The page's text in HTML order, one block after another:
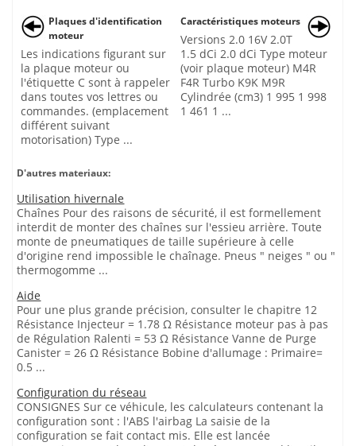
Plaques d'identification
moteur
Les indications figurant sur
la plaque moteur ou
l'étiquette C sont à rappeler
dans toutes vos lettres ou
commandes. (emplacement
différent suivant
motorisation) Type ...
Caractéristiques moteurs
Versions 2.0 16V 2.0T
1.5 dCi 2.0 dCi Type moteur
(voir plaque moteur) M4R
F4R Turbo K9K M9R
Cylindrée (cm3) 1 995 1 998
1 461 1 ...
D'autres materiaux:
Utilisation hivernale
Chaînes Pour des raisons de sécurité, il est formellement
interdit de monter des chaînes sur l'essieu arrière. Toute
monte de pneumatiques de taille supérieure à celle
d'origine rend impossible le chaînage. Pneus " neiges " ou "
thermogomme ...
Aide
Pour une plus grande précision, consulter le chapitre 12
Résistance Injecteur = 1.78 Ω Résistance moteur pas à pas
de Régulation Ralenti = 53 Ω Résistance Vanne de Purge
Canister = 26 Ω Résistance Bobine d'allumage : Primaire=
0.5 ...
Configuration du réseau
CONSIGNES Sur ce véhicule, les calculateurs contenant la
configuration sont : l'ABS l'airbag La saisie de la
configuration se fait contact mis. Elle est lancée